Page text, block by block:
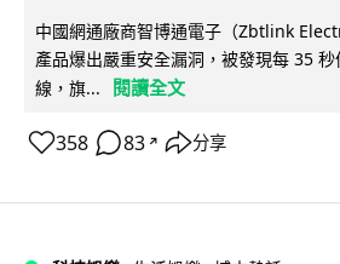
中國網通廠商智博通電子（Zbtlink
產品爆出嚴重安全漏洞，被發現每 35
線，旗...
閱讀全文
358 83 ↗ 分享